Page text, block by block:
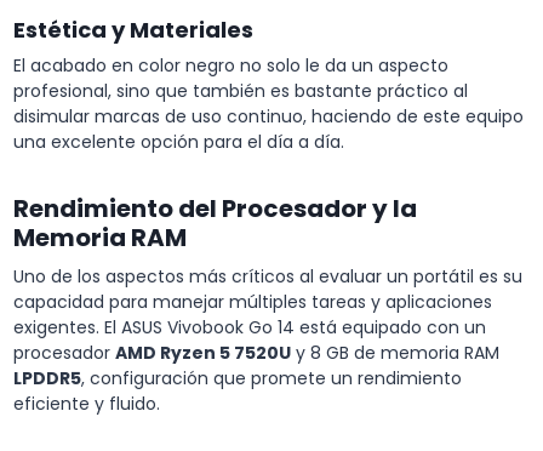
Estética y Materiales
El acabado en color negro no solo le da un aspecto
profesional, sino que también es bastante práctico al
disimular marcas de uso continuo, haciendo de este equipo
una excelente opción para el día a día.
Rendimiento del Procesador y la
Memoria RAM
Uno de los aspectos más críticos al evaluar un portátil es su
capacidad para manejar múltiples tareas y aplicaciones
exigentes. El ASUS Vivobook Go 14 está equipado con un
procesador AMD Ryzen 5 7520U y 8 GB de memoria RAM
LPDDR5, configuración que promete un rendimiento
eficiente y fluido.